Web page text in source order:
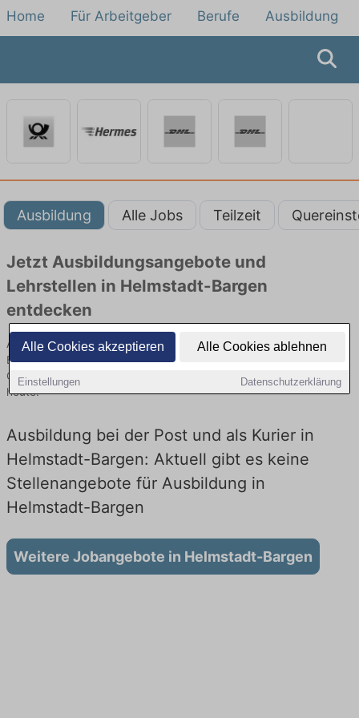
Alle Cookies akzeptieren Alle Cookies ablehnen
Einstellungen Datenschutzerklärung
Home Für Arbeitgeber Berufe Ausbildung
Ausbildung Alle Jobs Teilzeit
Jetzt Ausbildungsangebote und
Lehrstellen in Helmstadt-Bargen
entdecken
Ausbildungsangebote bei der Post und als Kurier in Helmstadt-
Bargen finden Sie von namhaften Firmen. Entdecken Sie freie
Optionen von Top-Arbeitgebern und bewerben Sie sich noch
heute.
Ausbildung bei der Post und als Kurier in
Helmstadt-Bargen: Aktuell gibt es keine
Stellenangebote für Ausbildung in
Helmstadt-Bargen
Weitere Jobangebote in Helmstadt-Bargen